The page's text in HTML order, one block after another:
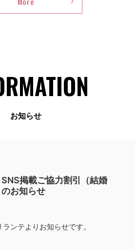
お知らせ
SNS掲載ご協力割引（結婚
お知らせ
ンテよりお知らせです。